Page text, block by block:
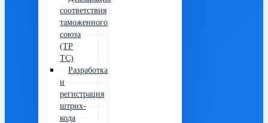
соответствия
таможенного
союза
(ТР
ТС)
Разработка
и
регистрация
штрих-
кода